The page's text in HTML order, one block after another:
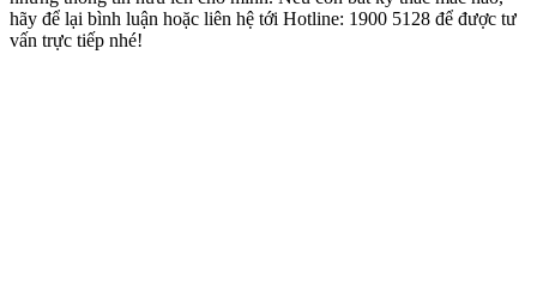
hãy để lại bình luận hoặc liên hệ tới Hotline: 1900 5128 để được tư
vấn trực tiếp nhé!